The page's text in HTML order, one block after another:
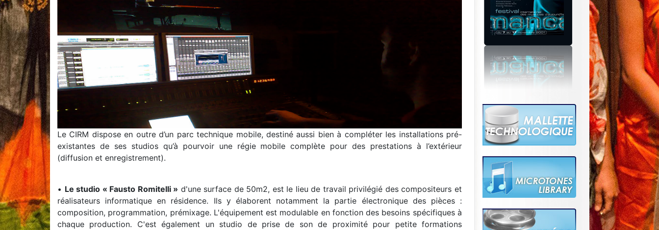
Le CIRM dispose en outre d’un parc technique mobile, destiné aussi bien à compléter les installations pré-
existantes de ses studios qu’à pourvoir une régie mobile complète pour des prestations à l’extérieur
(diffusion et enregistrement).
• Le studio « Fausto Romitelli » d'une surface de 50m2, est le lieu de travail privilégié des compositeurs et
réalisateurs informatique en résidence. Ils y élaborent notamment la partie électronique des pièces :
composition, programmation, prémixage. L'équipement est modulable en fonction des besoins spécifiques à
chaque production. C'est également un studio de prise de son de proximité pour petite formations